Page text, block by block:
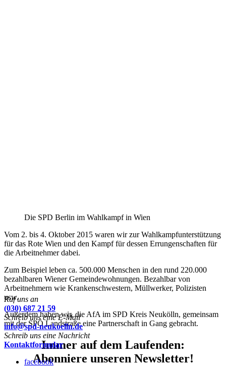
Die SPD Berlin im Wahlkampf in Wien
Vom 2. bis 4. Oktober 2015 waren wir zur Wahlkampfunterstützung
für das Rote Wien und den Kampf für dessen Errungenschaften für
die Arbeitnehmer dabei.
Zum Beispiel leben ca. 500.000 Menschen in den rund 220.000
bezahlbaren Wiener Gemeindewohnungen. Bezahlbar von
Arbeitnehmern wie Krankenschwestern, Müllwerker, Polizisten
usw.
Außerdem haben wir, die AfA im SPD Kreis Neukölln, gemeinsam
mit der SPÖ Landstraße eine Partnerschaft in Gang gebracht.
Immer auf dem Laufenden:
Abonniere unseren Newsletter!
Ruf uns an
(030) 687 21 59
Schreib uns eine E-Mail
info@spd-neukoelln.de
Schreib uns eine Nachricht
Kontaktformular
facebook